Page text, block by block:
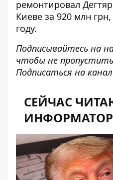
ремонтировал
Киеве за 920 млн
году.
Подписывайтесь на
чтобы не
Подписаться на
СЕЙЧАС